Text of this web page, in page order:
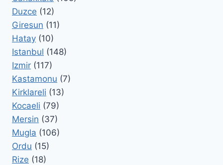
Duzce (12)
Giresun (11)
Hatay (10)
Istanbul (148)
Izmir (117)
Kastamonu (7)
Kirklareli (13)
Kocaeli (79)
Mersin (37)
Mugla (106)
Ordu (15)
Rize (18)